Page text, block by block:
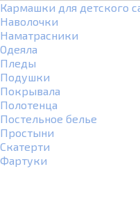
Кармашки для детского
Наволочки
Наматрасники
Одеяла
Пледы
Подушки
Покрывала
Полотенца
Постельное белье
Простыни
Скатерти
Фартуки